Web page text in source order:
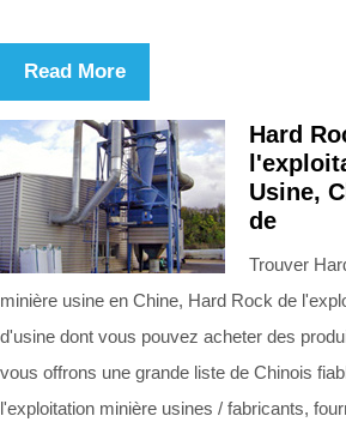
Read More
Hard
Usine,
de
Trouver
minière usine en Chine, Hard Rock de
d'usine dont vous pouvez acheter des
vous offrons une grande liste de Chinois
l'exploitation minière usines / fabricants,